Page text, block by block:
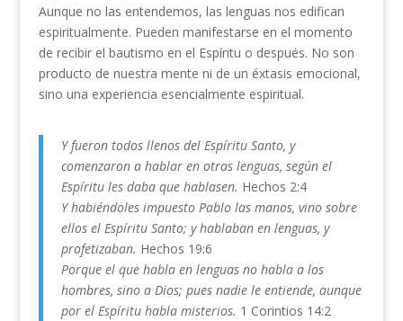
Aunque no las entendemos, las lenguas nos edifican
espiritualmente. Pueden manifestarse en el momento
de recibir el bautismo en el Espíritu o después. No son
producto de nuestra mente ni de un éxtasis emocional,
sino una experiencia esencialmente espiritual.
Y fueron todos llenos del Espíritu Santo, y
comenzaron a hablar en otras lenguas, según el
Espíritu les daba que hablasen. Hechos 2:4
Y habiéndoles impuesto Pablo las manos, vino sobre
ellos el Espíritu Santo; y hablaban en lenguas, y
profetizaban. Hechos 19:6
Porque el que habla en lenguas no habla a los
hombres, sino a Dios; pues nadie le entiende, aunque
por el Espíritu habla misterios. 1 Corintios 14:2